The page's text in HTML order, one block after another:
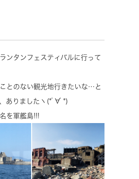
ンタンフェスティバルに行って
とのない観光地行きたいな…と
ありましたヽ(*ﾟ∀ﾟ*)
を軍艦島!!!